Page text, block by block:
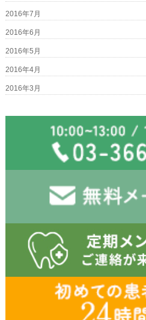
2016年7月
2016年6月
2016年5月
2016年4月
2016年3月